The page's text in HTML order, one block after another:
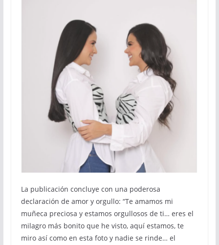
La publicación concluye con una poderosa
declaración de amor y orgullo: “Te amamos mi
muñeca preciosa y estamos orgullosos de ti… eres el
milagro más bonito que he visto, aquí estamos, te
miro así como en esta foto y nadie se rinde… el